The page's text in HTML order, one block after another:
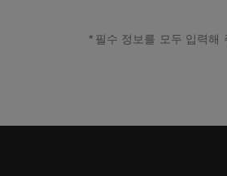
필수 정보를 모두 입력해